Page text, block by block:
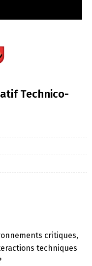
Technico-
critiques,
techniques